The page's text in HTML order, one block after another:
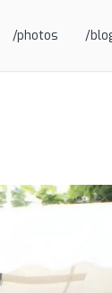
/photos /